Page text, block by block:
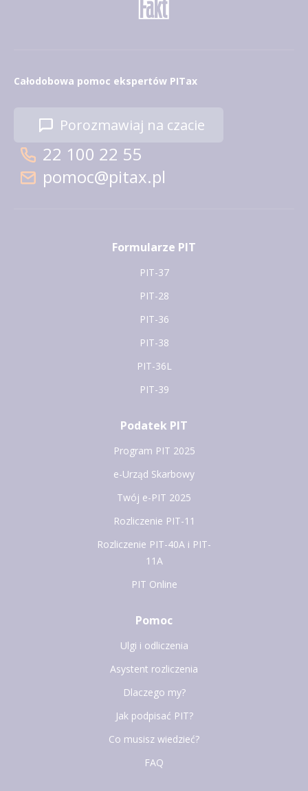
Całodobowa pomoc ekspertów PITax
Porozmawiaj na czacie
22 100 22 55
pomoc@pitax.pl
Formularze PIT
PIT-37
PIT-28
PIT-36
PIT-38
PIT-36L
PIT-39
Podatek PIT
Program PIT 2025
e-Urząd Skarbowy
Twój e-PIT 2025
Rozliczenie PIT-11
Rozliczenie PIT-40A i PIT-
11A
PIT Online
Pomoc
Ulgi i odliczenia
Asystent rozliczenia
Dlaczego my?
Jak podpisać PIT?
Co musisz wiedzieć?
FAQ